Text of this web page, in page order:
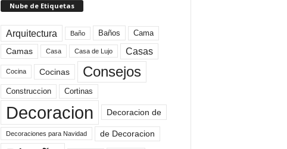
Nube de Etiquetas
Arquitectura Baño Baños Cama
Camas Casa Casa de Lujo Casas
Cocina Cocinas Consejos
Construccion Cortinas
Decoracion Decoracion de
Decoraciones para Navidad de Decoracion